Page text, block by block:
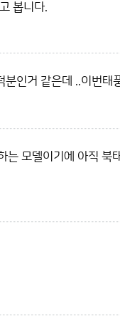
봅니다.
인거 같은데 ..이번태
모델이기에 아직 북